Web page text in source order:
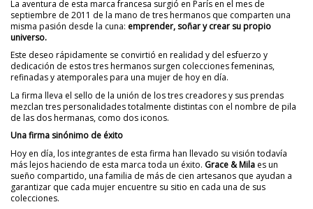
La aventura de esta marca francesa surgió en París en el mes de
septiembre de 2011 de la mano de tres hermanos que comparten una
misma pasión desde la cuna: emprender, soñar y crear su propio
universo.
Este deseo rápidamente se convirtió en realidad y del esfuerzo y
dedicación de estos tres hermanos surgen colecciones femeninas,
refinadas y atemporales para una mujer de hoy en día.
La firma lleva el sello de la unión de los tres creadores y sus prendas
mezclan tres personalidades totalmente distintas con el nombre de pila
de las dos hermanas, como dos iconos.
Una firma sinónimo de éxito
Hoy en día, los integrantes de esta firma han llevado su visión todavía
más lejos haciendo de esta marca toda un éxito. Grace & Mila es un
sueño compartido, una familia de más de cien artesanos que ayudan a
garantizar que cada mujer encuentre su sitio en cada una de sus
colecciones.